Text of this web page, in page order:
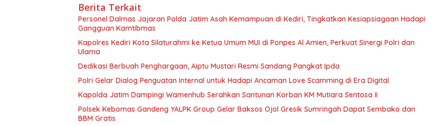
Berita Terkait
Personel Dalmas Jajaran Polda Jatim Asah Kemampuan di Kediri, Tingkatkan Kesiapsiagaan Hadapi
Gangguan Kamtibmas
Kapolres Kediri Kota Silaturahmi ke Ketua Umum MUI di Ponpes Al Amien, Perkuat Sinergi Polri dan
Ulama
Dedikasi Berbuah Penghargaan, Aiptu Mustari Resmi Sandang Pangkat Ipda
Polri Gelar Dialog Penguatan Internal untuk Hadapi Ancaman Love Scamming di Era Digital
Kapolda Jatim Dampingi Wamenhub Serahkan Santunan Korban KM Mutiara Sentosa II
Polsek Kebomas Gandeng YALPK Group Gelar Baksos Ojol Gresik Sumringah Dapat Sembako dan
BBM Gratis